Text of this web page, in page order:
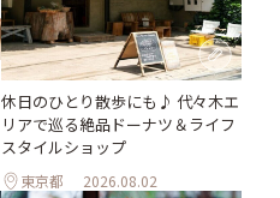
休日のひとり散歩にも♪ 代々木エ
リアで巡る絶品ドーナツ＆ライフ
スタイルショップ
東京都 2026.08.02